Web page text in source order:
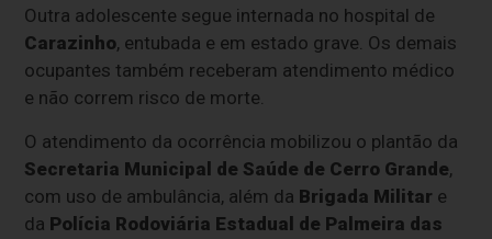
Outra adolescente segue internada no hospital de
Carazinho, entubada e em estado grave. Os demais
ocupantes também receberam atendimento médico
e não correm risco de morte.
O atendimento da ocorrência mobilizou o plantão da
Secretaria Municipal de Saúde de Cerro Grande,
com uso de ambulância, além da Brigada Militar e
da Polícia Rodoviária Estadual de Palmeira das